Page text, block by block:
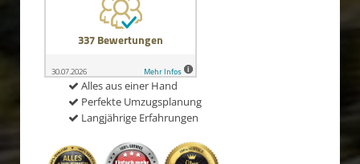
Alles aus einer Hand
Perfekte Umzugsplanung
Langjährige Erfahrungen